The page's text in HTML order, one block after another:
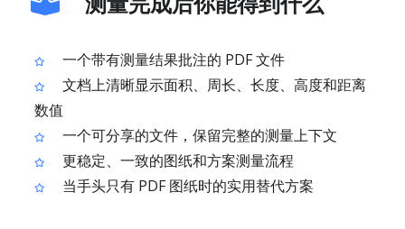
一个带有测量结果批注的 PDF 文件
文档上清晰显示面积、周长、长度、高度和距离
数值
一个可分享的文件，保留完整的测量上下文
更稳定、一致的图纸和方案测量流程
当手头只有 PDF 图纸时的实用替代方案